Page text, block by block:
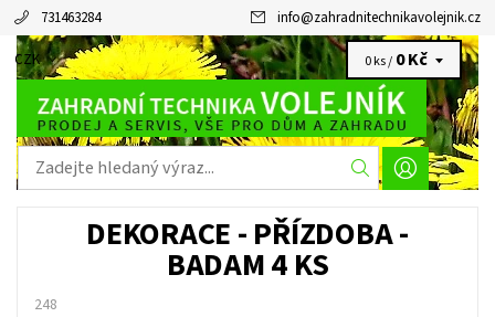
731463284 info@zahradnitechnikavolejnik.cz
CZK 0 ks / 0 Kč
DEKORACE - PŘÍZDOBA -
BADAM 4 KS
248